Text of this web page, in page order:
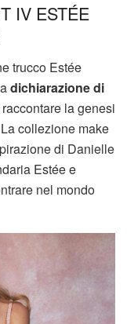
IV ESTÉE
trucco Estée
dichiarazione di
la genesi
collezione make
di Danielle
Estée e
nel mondo